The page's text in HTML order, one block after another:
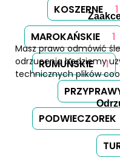
KOSZERNE
1
MAROKAŃSKIE
1
RUMUŃSKIE
1
PODWIECZOREK
Masz prawo odmówić
odrzucenia będziemy
technicznych plików